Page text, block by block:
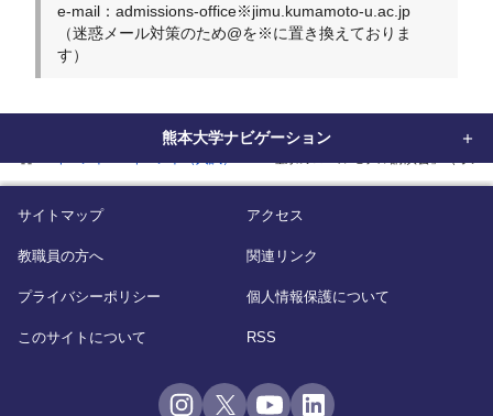
home
e-mail：admissions-office※jimu.kumamoto-u.ac.jp
（迷惑メール対策のため@を※に置き換えておりま
す）
熊本大学ナビゲーション
サイトマップ アクセス
教職員の方へ 関連リンク
プライバシーポリシー 個人情報保護について
このサイトについて RSS